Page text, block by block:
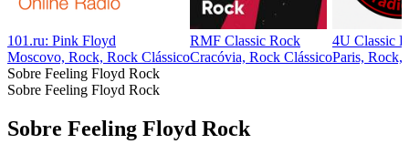
101.ru: Pink Floyd
Moscovo, Rock, Rock Clássico
RMF Classic Rock
Cracóvia, Rock Clássico
4U Classic
Paris, Rock,
Sobre Feeling Floyd Rock
Sobre Feeling Floyd Rock
Sobre Feeling Floyd Rock